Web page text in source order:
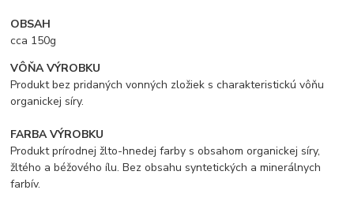
OBSAH
cca 150g
VÔŇA VÝROBKU
Produkt bez pridaných vonných zložiek s charakteristickú vôňu
organickej síry.
FARBA VÝROBKU
Produkt prírodnej žlto-hnedej farby s obsahom organickej síry,
žltého a béžového ílu. Bez obsahu syntetických a minerálnych
farbív.